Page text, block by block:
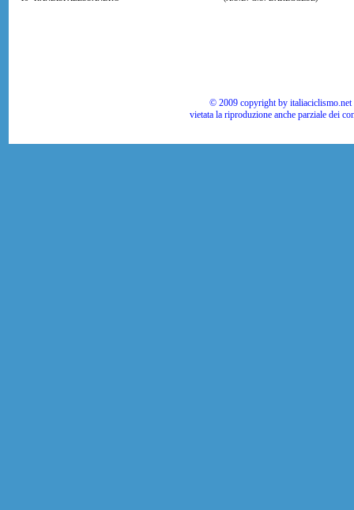
© 2009 copyright by
vietata la riproduzione anche parziale dei